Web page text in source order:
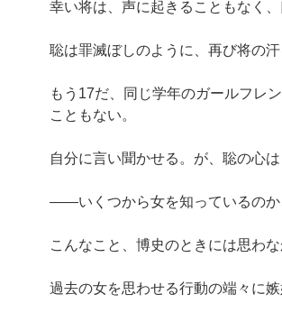
幸い将は、声に起きることもなく
聡は罪滅ぼしのように、再び将の汗
もう17だ、同じ学年のガールフレ
こともない。
自分に言い聞かせる。が、聡の心は
――いくつから女を知っているのか
こんなこと、博史のときには思わな
過去の女を思わせる行動の端々に嫉